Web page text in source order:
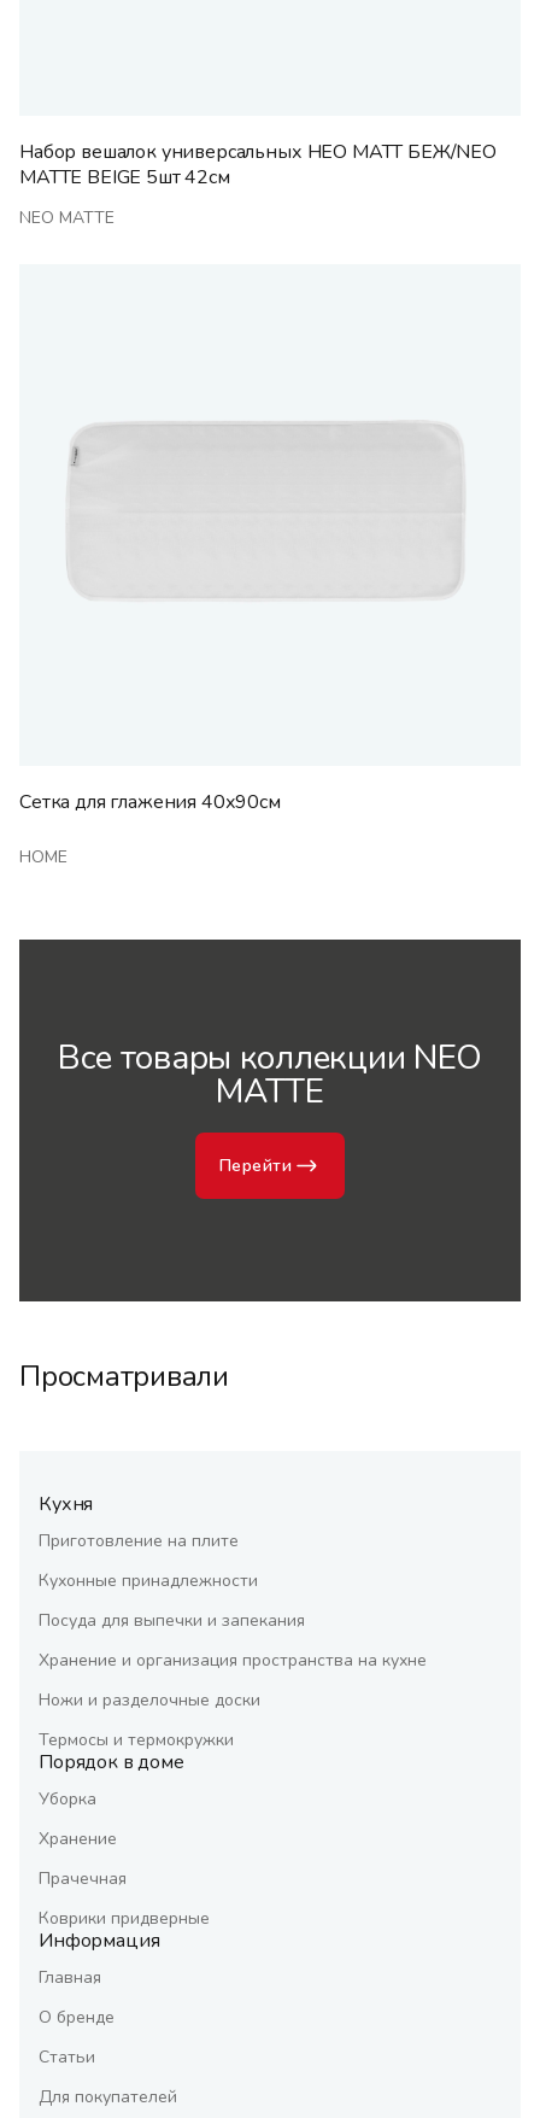
Набор вешалок универсальных НЕО МАТТ БЕЖ/NEO
MATTE BEIGE 5шт 42см
NEO MATTE
Сетка для глажения 40х90см
HOME
Все товары коллекции NEO
MATTE
Перейти
Просматривали
Кухня
Приготовление на плите
Кухонные принадлежности
Посуда для выпечки и запекания
Хранение и организация пространства на кухне
Ножи и разделочные доски
Термосы и термокружки
Порядок в доме
Уборка
Хранение
Прачечная
Коврики придверные
Информация
Главная
О бренде
Статьи
Для покупателей